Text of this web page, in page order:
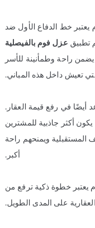
يعتبر خط الدفاع الأول ضد
تطبيق عزل فوم بالفيصلية
يضمن راحة وطمأنينة للأسر
تعيش داخل هذه المباني.
أيضًا في رفع قيمة العقار.
أكثر جاذبية للمشترين
المستقبلية ويمنحهم راحة
أكبر.
يعتبر خطوة ذكية ترفع من
على المدى الطويل.